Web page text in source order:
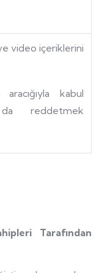
video içeriklerini
aracığıyla kabul
reddetmek
Tarafından